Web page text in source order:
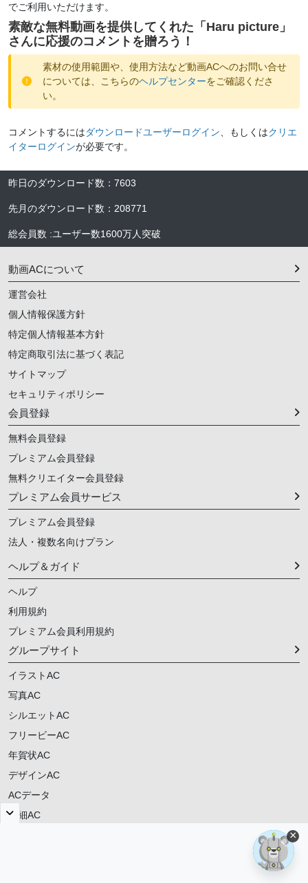
でご利用いただけます。
素敵な無料動画を提供してくれた「 Haru picture 」
さんに応援のコメントを贈ろう！
素材の使用範囲や、使用方法など動画ACへのお問い合せ
については、こちらのヘルプセンターをご確認くださ
い。
コメントするにはダウンロードユーザーログイン 、もしくはクリエ
イターログインが必要です。
昨日のダウンロード数 ： 7603
先月のダウンロード数 ： 208771
総会員数 :ユーザー数1600万人 突破
動画ACについて
運営会社
個人情報保護方針
特定個人情報基本方針
特定商取引法に基づく表記
サイトマップ
セキュリティポリシー
会員登録
無料会員登録
プレミアム会員登録
無料クリエイター会員登録
プレミアム会員サービス
プレミアム会員登録
法人・複数名向けプラン
ヘルプ＆ガイド
ヘルプ
利用規約
プレミアム会員利用規約
グループサイト
イラストAC
写真AC
シルエットAC
フリービーAC
年賀状AC
デザインAC
ACデータ
明細AC
×